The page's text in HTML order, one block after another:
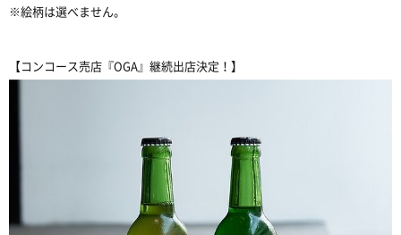
※絵柄は選べません。
【コンコース売店『OGA』継続出店決定！】